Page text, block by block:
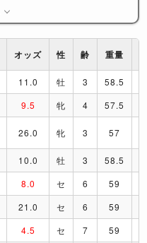
オッズ 性 齢 重量
11.0 牡 3 58.5
9.5 牝 4 57.5
26.0 牝 3 57
10.0 牡 3 58.5
8.0 セ 6 59
21.0 セ 6 59
4.5 セ 7 59